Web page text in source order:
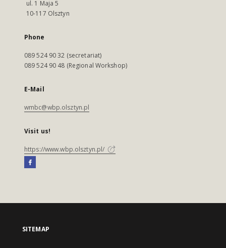
ul. 1 Maja 5
10-117 Olsztyn
Phone
089 524 90 32 (secretariat)
089 524 90 48 (Regional Workshop)
E-Mail
wmbc@wbp.olsztyn.pl
Visit us!
https://www.wbp.olsztyn.pl/
SITEMAP